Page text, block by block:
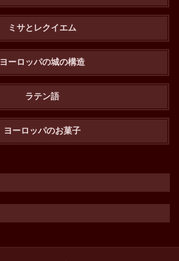
ミサとレクイエム
ヨーロッパの城の構造
ラテン語
ヨーロッパのお菓子